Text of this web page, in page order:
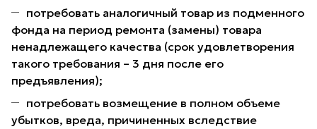
потребовать аналогичный товар из подменного
фонда на период ремонта (замены) товара
ненадлежащего качества (срок удовлетворения
такого требования – 3 дня после его
предъявления);
потребовать возмещение в полном объеме
убытков, вреда, причиненных вследствие